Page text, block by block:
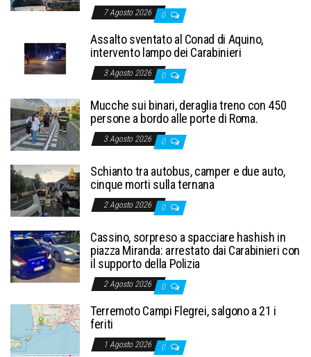
7 Agosto 2026 0
Assalto sventato al Conad di Aquino,
intervento lampo dei Carabinieri
3 Agosto 2026 0
Mucche sui binari, deraglia treno con 450
persone a bordo alle porte di Roma.
3 Agosto 2026 0
Schianto tra autobus, camper e due auto,
cinque morti sulla ternana
2 Agosto 2026 0
Cassino, sorpreso a spacciare hashish in
piazza Miranda: arrestato dai Carabinieri con
il supporto della Polizia
2 Agosto 2026 0
Terremoto Campi Flegrei, salgono a 21 i
feriti
1 Agosto 2026 0